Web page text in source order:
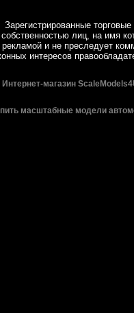
Зарегистрированные
собственностью лиц, на имя
рекламой и не преследует
интересов
Интернет-магазин
масштабные модели